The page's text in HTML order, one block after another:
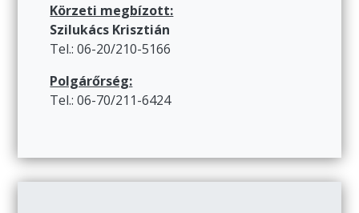
Körzeti megbízott:
Szilukács Krisztián
Tel.: 06-20/210-5166
Polgárőrség:
Tel.: 06-70/211-6424